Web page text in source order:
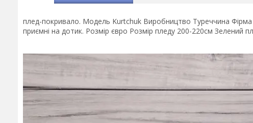
плед-покривало. Модель Kurtchuk Виробництво Туреччина Фірма
приємні на дотик. Розмір євро Розмір пледу 200-220см